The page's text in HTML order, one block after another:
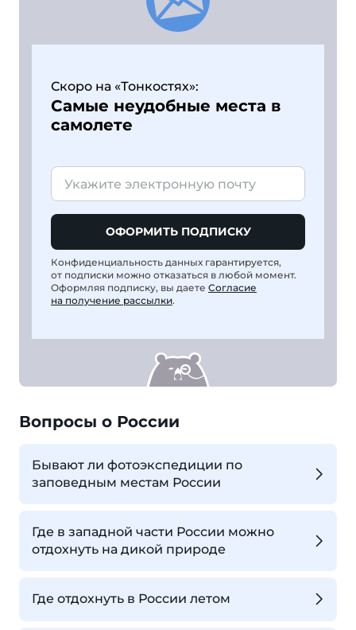
Скоро на «Тонкостях»:
Самые неудобные места в
самолете
ОФОРМИТЬ ПОДПИСКУ
Конфиденциальность данных гарантируется,
от подписки можно отказаться в любой момент.
Оформляя подписку, вы даете Согласие
на получение рассылки.
Вопросы о России
Бывают ли фотоэкспедиции по
заповедным местам России
Где в западной части России можно
отдохнуть на дикой природе
Где отдохнуть в России летом